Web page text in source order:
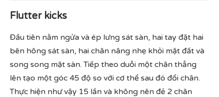
Flutter kicks
Đầu tiên nằm ngửa và ép lưng sát sàn, hai tay đặt hai
bên hông sát sàn, hai chân nâng nhẹ khỏi mặt đất và
song song mặt sàn. Tiếp theo duỗi một chân thẳng
lên tạo một góc 45 độ so với cơ thể sau đó đổi chân.
Thực hiện như vậy 15 lần và không nên đẻ 2 chân